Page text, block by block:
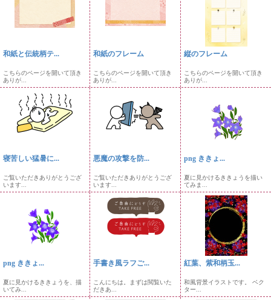
和紙と伝統柄テ...
こちらのページを開いて頂き
ありが...
和紙のフレーム
こちらのページを開いて頂き
ありが...
縦のフレーム
こちらのページを開いて頂き
ありが...
寝苦しい猛暑に...
ご覧いただきありがとうござ
います...
悪魔の攻撃を防...
ご覧いただきありがとうござ
います...
png ききょ...
夏に見かけるききょうを描い
てみま...
png ききょ...
夏に見かけるききょうを、描
いてみ...
手書き風ラフご...
こんにちは。まずは閲覧いた
だきあ...
紅葉、紫和柄玉...
和風背景イラストです。 ベク
ター...